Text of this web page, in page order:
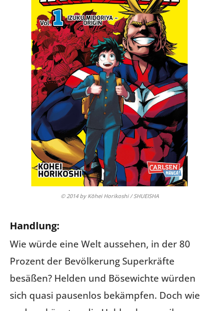
© 2014 by Kōhei Horikoshi / SHUEISHA
Handlung:
Wie würde eine Welt aussehen, in der 80
Prozent der Bevölkerung Superkräfte
besäßen? Helden und Bösewichte würden
sich quasi pausenlos bekämpfen. Doch wie